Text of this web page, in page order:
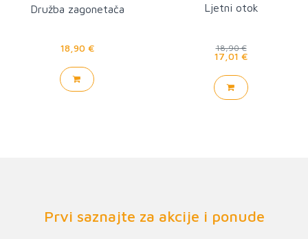
Družba zagonetača
18,90 €
Ljetni otok
18,90 €
17,01 €
Prvi saznajte za akcije i ponude